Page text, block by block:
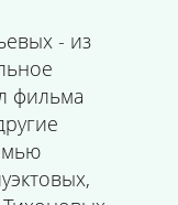
- из
фильма